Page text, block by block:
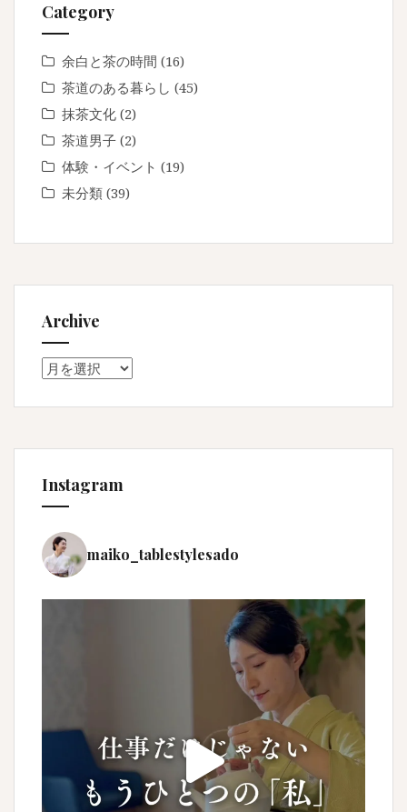
Category
余白と茶の時間 (16)
茶道のある暮らし (45)
抹茶文化 (2)
茶道男子 (2)
体験・イベント (19)
未分類 (39)
Archive
Archive
Instagram
maiko_tablestylesado